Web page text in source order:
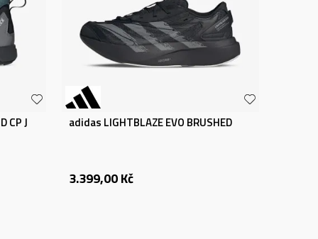
CP J adidas LIGHTBLAZE EVO BRUSHED
3.399,00Kč